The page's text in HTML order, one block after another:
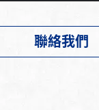
聯絡我們